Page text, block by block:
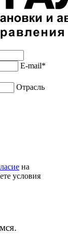
E-mail*
Отрасль
на
условия